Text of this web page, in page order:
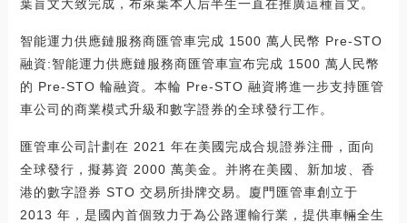
葉盲文大致完成，布萊葉本人后半生一直在推廣這種盲文。
智能運力供應鏈服務商匯管車完成 1500 萬人民幣 Pre-STO
融資:智能運力供應鏈服務商匯管車宣布完成 1500 萬人民幣
的 Pre-STO 輪融資。本輪 Pre-STO 融資將進一步支持匯管
車公司的商業模式升級和數字證券的全球發行工作。
匯管車公司計劃在 2021 年在美國完成合規證券注冊，面向
全球發行，擬募資 2000 萬美金。并將在美國、新加坡、香
港的數字證券 STO 交易所掛牌交易。廈門匯管車創立于
2013 年，是國內首個致力于為公路運輸行業，提供車輛全生